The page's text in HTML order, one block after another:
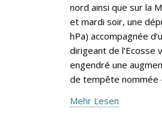
nord ainsi que sur la
et mardi soir, une
hPa) accompagnée
dirigeant de l’Ecosse
engendré une
de tempête nommée
Mehr Lesen